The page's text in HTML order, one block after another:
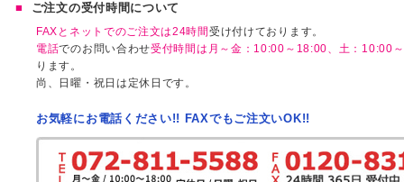
ご注文の受付時間について
FAXとネットでのご注文は24時間受け付けております。
電話でのお問い合わせ受付時間は月～金：10:00～18:00、土：10:00
ります。
尚、日曜・祝日は定休日です。
お気軽にお電話ください!! FAXでもご注文いOK!!